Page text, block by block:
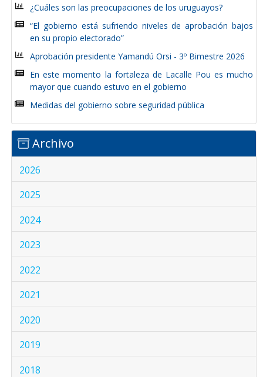
¿Cuáles son las preocupaciones de los uruguayos?
“El gobierno está sufriendo niveles de aprobación bajos
en su propio electorado”
Aprobación presidente Yamandú Orsi - 3º Bimestre 2026
En este momento la fortaleza de Lacalle Pou es mucho
mayor que cuando estuvo en el gobierno
Medidas del gobierno sobre seguridad pública
Archivo
2026
2025
2024
2023
2022
2021
2020
2019
2018